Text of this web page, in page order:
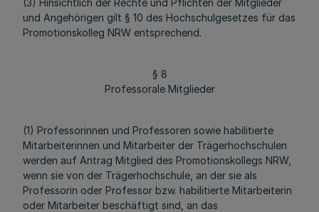
(3) Hinsichtlich der Rechte und Pflichten der Mitglieder
und Angehörigen gilt § 10 des Hochschulgesetzes für das
Promotionskolleg NRW entsprechend.
§ 8
Professorale Mitglieder
(1) Professorinnen und Professoren sowie habilitierte
Mitarbeiterinnen und Mitarbeiter der Trägerhochschulen
werden auf Antrag Mitglied des Promotionskollegs NRW,
wenn sie von der Trägerhochschule, an der sie als
Professorin oder Professor bzw. habilitierte Mitarbeiterin
oder Mitarbeiter beschäftigt sind, an das